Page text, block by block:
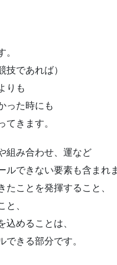
。
技であれば）
りも
った時にも
てきます。
組み合わせ、運など
ルできない要素も含まれ
たことを発揮すること、
と、
込めることは、
できる部分です。